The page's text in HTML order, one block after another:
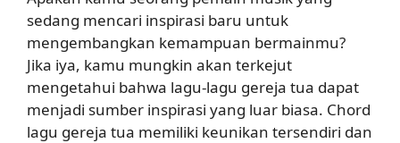
sedang mencari inspirasi baru untuk
mengembangkan kemampuan bermainmu?
Jika iya, kamu mungkin akan terkejut
mengetahui bahwa lagu-lagu gereja tua dapat
menjadi sumber inspirasi yang luar biasa. Chord
lagu gereja tua memiliki keunikan tersendiri dan